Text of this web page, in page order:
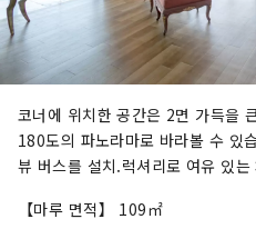
코너에 위치한 공간은 2면 가득을
180도의 파노라마로 바라볼 수 있
뷰 버스를 설치.럭셔리로 여유 있
【마루 면적】 109㎡